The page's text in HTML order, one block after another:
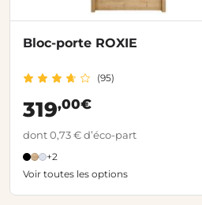
Bloc-porte ROXIE
(95)
319,00€
dont 0,73 € d’éco-part
+2
Voir toutes les options